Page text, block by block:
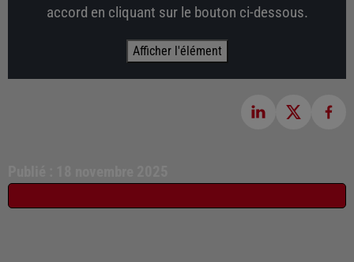
accord en cliquant sur le bouton ci-dessous.
Afficher l'élément